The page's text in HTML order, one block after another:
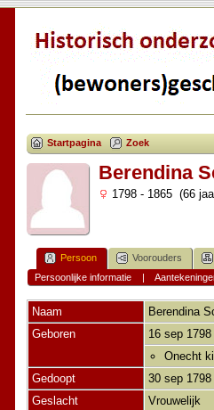
Startpagina Zoek
Berendina
1798 - 1865 (66
Persoon Voorouders
Persoonlijke informatie|
Naam Berendina
Geboren
16 sep 1798
Onecht
Gedoopt
30 sep 1798
Geslacht
Vrouwelijk